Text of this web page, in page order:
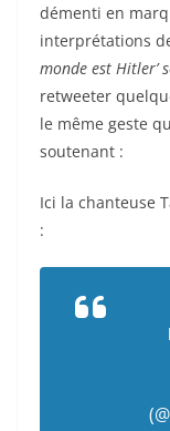
démenti en
interprétations
monde est Hitler’
retweeter
le même geste
soutenant :
Ici la chanteuse
: